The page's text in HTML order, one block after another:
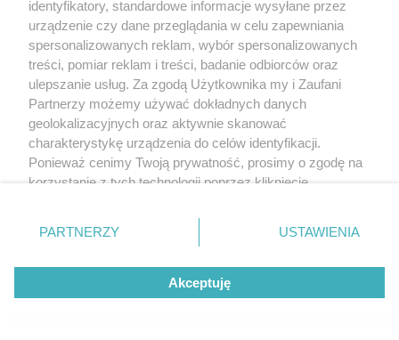
która rozkręci każdą chwilę
identyfikatory, standardowe informacje wysyłane przez
urządzenie czy dane przeglądania w celu zapewniania
spersonalizowanych reklam, wybór spersonalizowanych
treści, pomiar reklam i treści, badanie odbiorców oraz
ulepszanie usług. Za zgodą Użytkownika my i Zaufani
Partnerzy możemy używać dokładnych danych
geolokalizacyjnych oraz aktywnie skanować
charakterystykę urządzenia do celów identyfikacji.
Ponieważ cenimy Twoją prywatność, prosimy o zgodę na
korzystanie z tych technologii poprzez kliknięcie
zmienić/wycofać klikając przycisk ustawień prywatności
znajdujący się w lewym dolnym rogu strony
rodzaje przetwarzania danych nie wymagają zgody
użytkownika, ale masz prawo sprzeciwić się takiemu
przetwarzaniu. Preferencje będą miały zastosowanie tylko
PARTNERZY USTAWIENIA
Akceptuję